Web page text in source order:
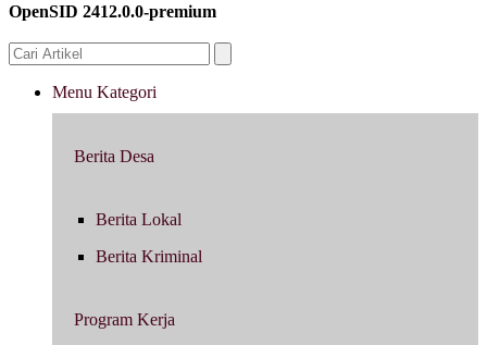
OpenSID 2412.0.0-premium
Menu Kategori
Berita Desa
Berita Lokal
Berita Kriminal
Program Kerja